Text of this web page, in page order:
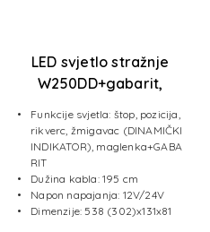
LED svjetlo stražnje
W250DD+gabarit,
INDIKATOR, 12/24V
Funkcije svjetla: štop, pozicija,
rikverc, žmigavac (DINAMIČKI
INDIKATOR), maglenka+GABA
RIT
Dužina kabla: 195 cm
Napon napajanja: 12V/24V
Dimenzije: 538 (302)x131x81